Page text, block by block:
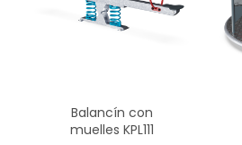
Balancín con
muelles KPL111